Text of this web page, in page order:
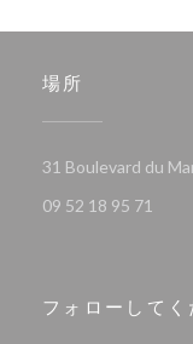
場所
31 Boulevard du
09 52 18 95 71
フォローしてく